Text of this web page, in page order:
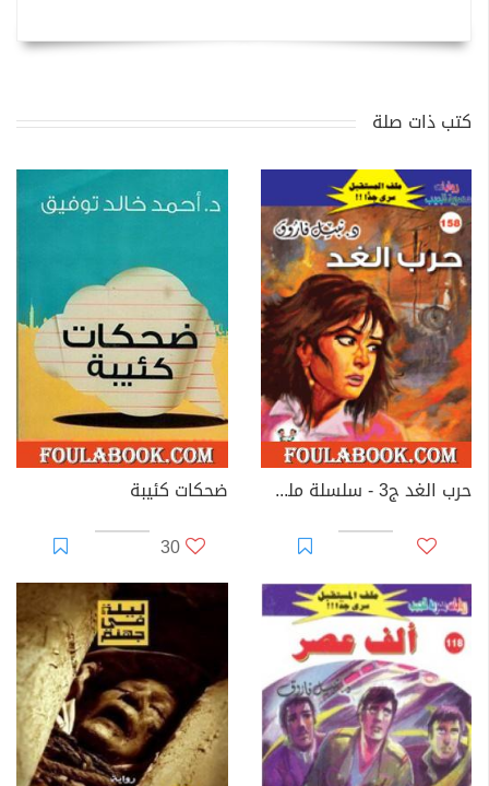
كتب ذات صلة
حرب الغد ج3 - سلسلة ملف المستقبل
ضحكات كئيبة
30